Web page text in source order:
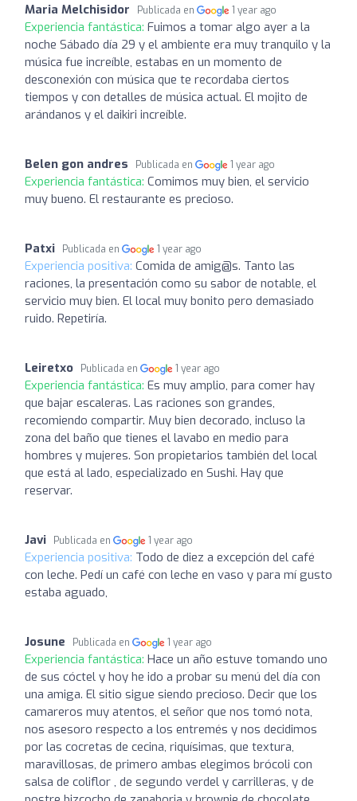
Maria Melchisidor Publicada en 1 year ago
Experiencia fantástica: Fuimos a tomar algo ayer a la
noche Sábado día 29 y el ambiente era muy tranquilo y la
música fue increíble, estabas en un momento de
desconexión con música que te recordaba ciertos
tiempos y con detalles de música actual. El mojito de
arándanos y el daikiri increíble.
Belen gon andres Publicada en 1 year ago
Experiencia fantástica: Comimos muy bien, el servicio
muy bueno. El restaurante es precioso.
Patxi Publicada en 1 year ago
Experiencia positiva: Comida de amig@s. Tanto las
raciones, la presentación como su sabor de notable, el
servicio muy bien. El local muy bonito pero demasiado
ruido. Repetiría.
Leiretxo Publicada en 1 year ago
Experiencia fantástica: Es muy amplio, para comer hay
que bajar escaleras. Las raciones son grandes,
recomiendo compartir. Muy bien decorado, incluso la
zona del baño que tienes el lavabo en medio para
hombres y mujeres. Son propietarios también del local
que está al lado, especializado en Sushi. Hay que
reservar.
Javi Publicada en 1 year ago
Experiencia positiva: Todo de diez a excepción del café
con leche. Pedí un café con leche en vaso y para mí gusto
estaba aguado,
Josune Publicada en 1 year ago
Experiencia fantástica: Hace un año estuve tomando uno
de sus cóctel y hoy he ido a probar su menú del día con
una amiga. El sitio sigue siendo precioso. Decir que los
camareros muy atentos, el señor que nos tomó nota,
nos asesoro respecto a los entremés y nos decidimos
por las cocretas de cecina, riquísimas, que textura,
maravillosas, de primero ambas elegimos brócoli con
salsa de coliflor , de segundo verdel y carrilleras, y de